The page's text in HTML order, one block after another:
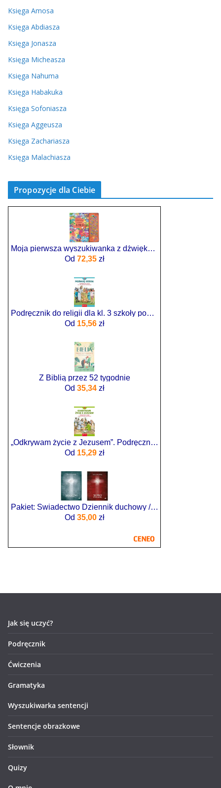
Księga Amosa
Księga Abdiasza
Księga Jonasza
Księga Micheasza
Księga Nahuma
Księga Habakuka
Księga Sofoniasza
Księga Aggeusza
Księga Zachariasza
Księga Malachiasza
Propozycje dla Ciebie
Moja pierwsza wyszukiwanka z dźwiękami. Biblia
Od 72,35zł
Podręcznik do religii dla kl. 3 szkoły podstawowej pt. Poznaję Jezusa
Od 15,56zł
Z Biblią przez 52 tygodnie
Od 35,34zł
„Odkrywam życie z Jezusem”. Podręcznik do religii dla kl. 4 SP
Od 15,29zł
Pakiet: Świadectwo Dziennik duchowy / Słowo pouczenia
Od 35,00zł
Jak się uczyć?
Podręcznik
Ćwiczenia
Gramatyka
Wyszukiwarka sentencji
Sentencje obrazkowe
Słownik
Quizy